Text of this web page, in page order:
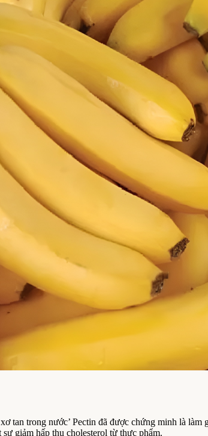
tan trong nước’ Pectin đã được chứng minh là làm
giảm hấp thụ cholesterol từ thực phẩm.